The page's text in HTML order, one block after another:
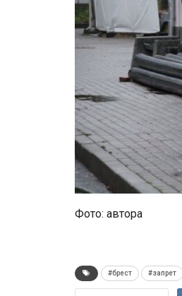
Фото: автора
#брест #запрет